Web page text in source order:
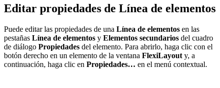
Editar propiedades de Línea de elementos
Puede editar las propiedades de una Línea de elementos en las
pestañas Línea de elementos y Elementos secundarios del cuadro
de diálogo Propiedades del elemento. Para abrirlo, haga clic con el
botón derecho en un elemento de la ventana FlexiLayout y, a
continuación, haga clic en Propiedades… en el menú contextual.